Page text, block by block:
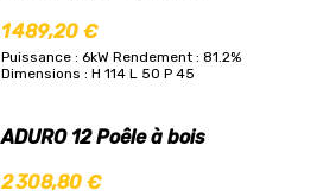
1 489,20 €
Puissance : 6kW Rendement : 81.2%
Dimensions : H 114 L 50 P 45
ADURO 12 Poêle à bois
2 308,80 €